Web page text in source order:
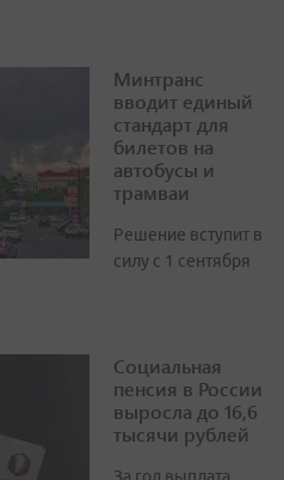
Минтранс
вводит единый
стандарт для
билетов на
автобусы и
трамваи
Решение вступит в
силу с 1 сентября
Социальная
пенсия в России
выросла до 16,6
тысячи рублей